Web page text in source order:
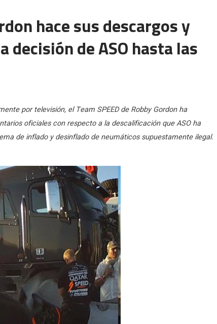
hace sus descargos y
decisión de ASO hasta las
por televisión, el Team SPEED de Robby Gordon ha
oficiales con respecto a la descalificación que ASO ha
de inflado y desinflado de neumáticos supuestamente ilegal.